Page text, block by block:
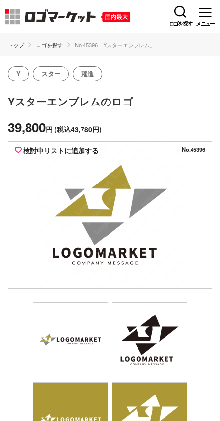
ロゴを探す メニュー
トップ ロゴを探す No.45396「Yスターエンブレム」
Y スター 躍進
Yスターエンブレムのロゴ
39,800円 (税込43,780円)
検討中リストに追加する No.45396